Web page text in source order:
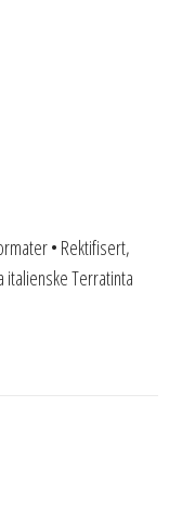
• Rektifisert,
Terratinta